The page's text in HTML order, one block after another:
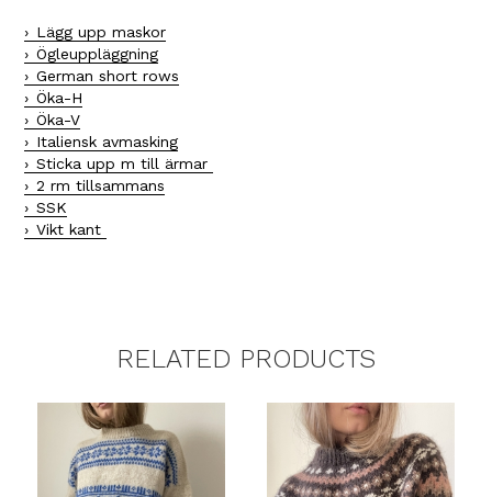
Lägg upp maskor
Ögleuppläggning
German short rows
Öka-H
Öka-V
Italiensk avmasking
Sticka upp m till ärmar
2 rm tillsammans
SSK
Vikt kant
RELATED PRODUCTS